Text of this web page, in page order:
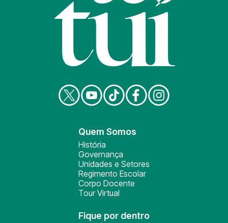
Quem Somos
História
Governança
Unidades e Setores
Regimento Escolar
Corpo Docente
Tour Virtual
Fique por dentro